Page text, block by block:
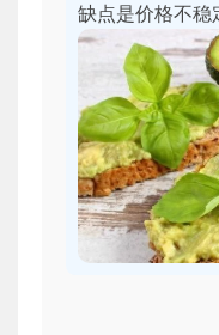
缺点是价格不稳